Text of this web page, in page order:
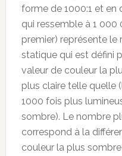
forme de 1000:1 et en
qui ressemble à 1 000
premier) représente
statique qui est défini
valeur de couleur la
plus claire telle quelle
1000 fois plus
sombre). Le nombre
correspond à la
couleur la plus